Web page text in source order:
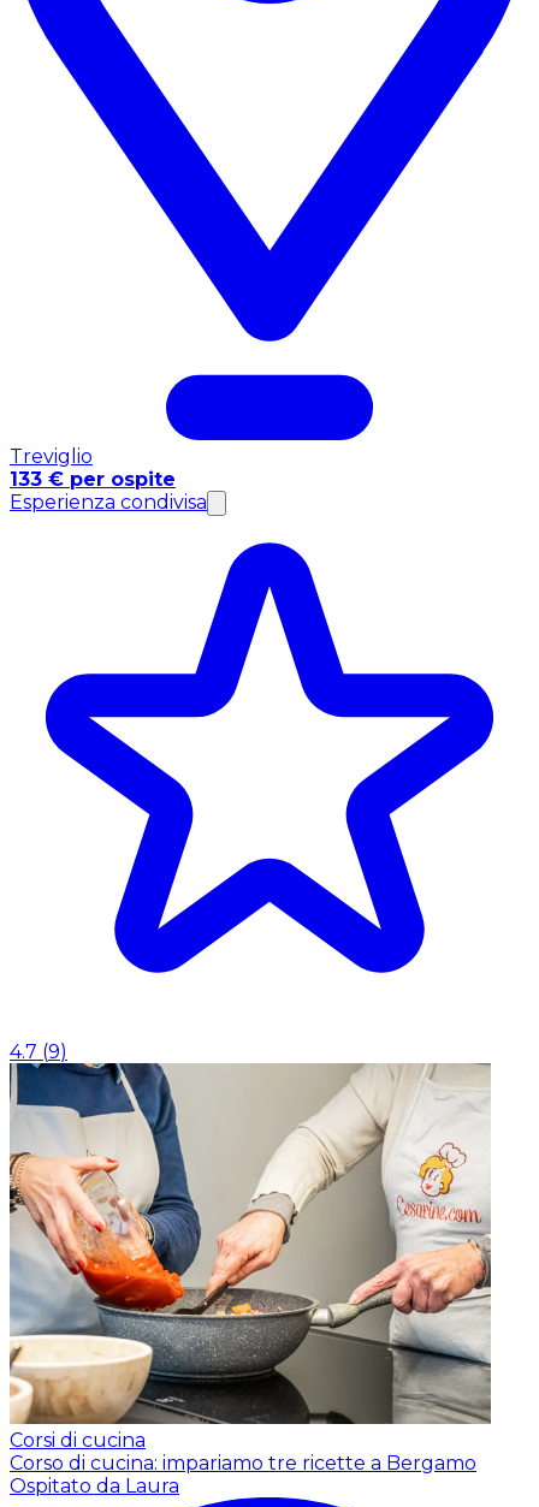
Treviglio
133 € per ospite
Esperienza condivisa
4.7 (9)
Corsi di cucina
Corso di cucina: impariamo tre ricette a Bergamo
Ospitato da Laura